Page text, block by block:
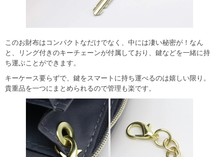
このお財布はコンパクトなだけでなく、中には凄い秘密が！なん
と、リング付きのキーチェーンが付属しており、鍵などを一緒に持
ち運ぶことができます。
キーケース要らずで、鍵をスマートに持ち運べるのは嬉しい限り。
貴重品を一つにまとめられるので管理も楽です。